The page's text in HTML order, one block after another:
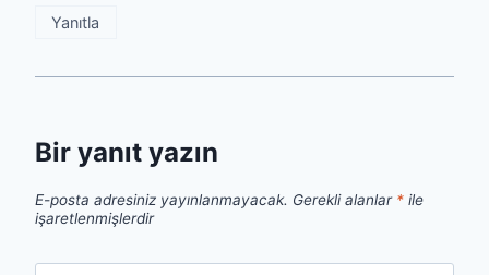
Yanıtla
Bir yanıt yazın
E-posta adresiniz yayınlanmayacak. Gerekli alanlar * ile
işaretlenmişlerdir